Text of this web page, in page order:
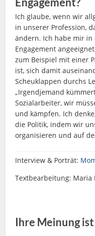
Ich glaube, wenn wir
in unserer Profession,
ändern. Ich habe mir in
Engagement
zum Beispiel mit einer
ist, sich damit
Scheuklappen durchs
„Irgendjemand
Sozialarbeiter, wir
und kämpfen. Ich
die Politik, indem wir
organisieren und auf
Interview & Porträt:
Textbearbeitung: Maria
Ihre Meinung